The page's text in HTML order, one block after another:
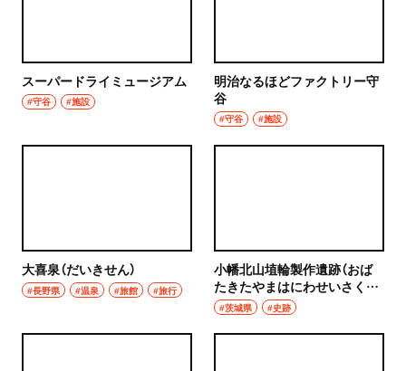
スーパードライミュージアム
#守谷 #施設
明治なるほどファクトリー守
谷
#守谷 #施設
大喜泉（だいきせん）
#長野県 #温泉 #旅館 #旅行
小幡北山埴輪製作遺跡（おば
たきたやまはにわせいさくい
せき）
#茨城県 #史跡